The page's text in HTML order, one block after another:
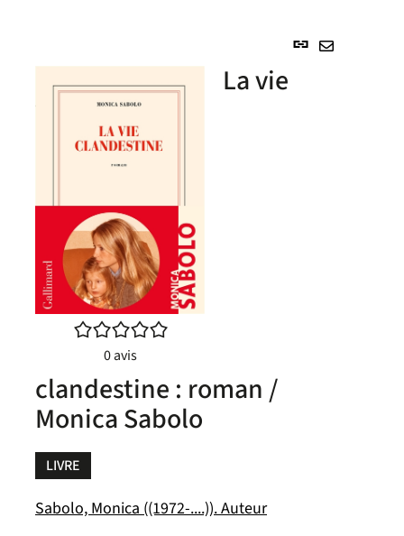
Lien
/5
0avis
La vie
clandestine : roman /
Monica Sabolo
LIVRE
Sabolo, Monica ((1972-....)). Auteur